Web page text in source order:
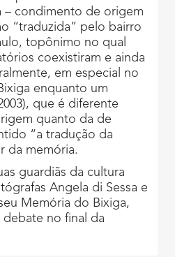
– condimento de origem
“traduzida” pelo bairro
topônimo no qual
coexistiram e ainda
em especial no
enquanto um
que é diferente
quanto da de
“a tradução da
da memória.
guardiãs da cultura
Angela di Sessa e
Memória do Bixiga,
no final da